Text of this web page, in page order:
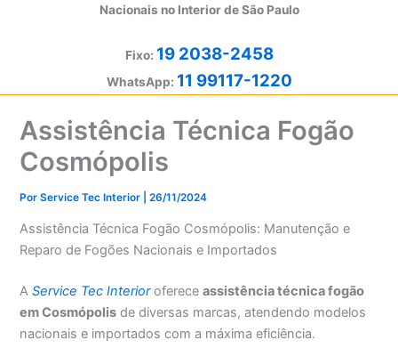
Nacionais no Interior de São Paulo
Fixo: 19 2038-2458
WhatsApp: 11 99117-1220
Assistência Técnica Fogão
Cosmópolis
PorService Tec Interior |26/11/2024
Assistência Técnica Fogão Cosmópolis: Manutenção e
Reparo de Fogões Nacionais e Importados
AService Tec Interiorofereceassistência técnica fogão
em Cosmópolis de diversas marcas, atendendo modelos
nacionais e importados com a máxima eficiência.